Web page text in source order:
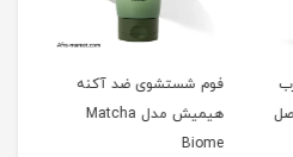
فوم شستشوی ضد آکنه
هیمیش مدل Matcha
Biome